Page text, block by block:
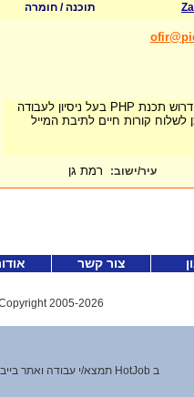
תוכנה / חומרה
לחברה צעירה ומתפתחת דרוש תכנת PHP בעל ניסיון לעבודה
קורות חיים לתיבת המייל
עיר/ישוב: רמת גן
צור קשר
2005-2026
ב HotJob תמצא /י עבודה ואתר